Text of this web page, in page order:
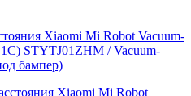
Xiaomi Mi Robot Vacuum-
STYTJ01ZHM / Vacuum-
бампер)